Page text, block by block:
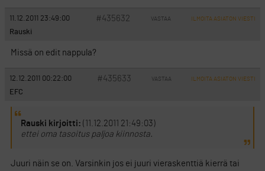
11.12.2011 23:49:00 #435632 VASTAA ILMOITA ASIATON VIESTI
Rauski
Missä on edit nappula?
12.12.2011 00:22:00 #435633 VASTAA ILMOITA ASIATON VIESTI
EFC
Rauski kirjoitti: (11.12.2011 21:49:03)
ettei oma tasoitus paljoa kiinnosta.
Juuri näin se on. Varsinkin jos ei juuri vieraskenttiä kierrä tai